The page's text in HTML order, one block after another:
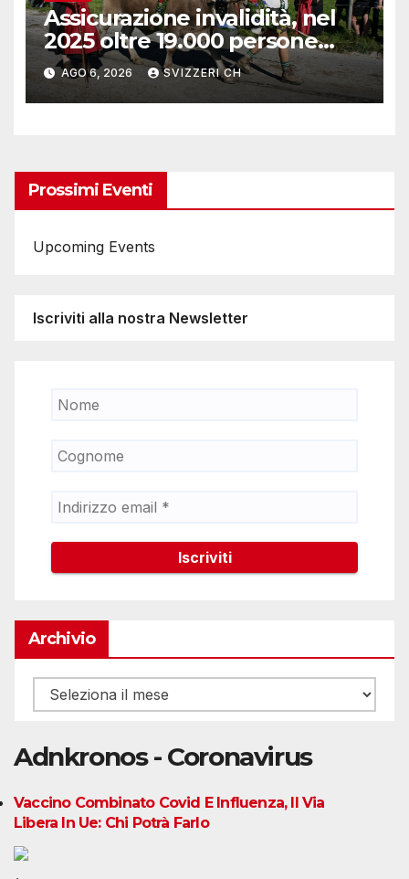
Assicurazione invalidità, nel
2025 oltre 19.000 persone
reinserite nel mercato del
lavoro
AGO 6, 2026 SVIZZERI CH
Prossimi Eventi
Upcoming Events
Iscriviti alla nostra Newsletter
Archivio
Archivio
Adnkronos - Coronavirus
Vaccino Combinato Covid E Influenza, Il Via
Libera In Ue: Chi Potrà Farlo